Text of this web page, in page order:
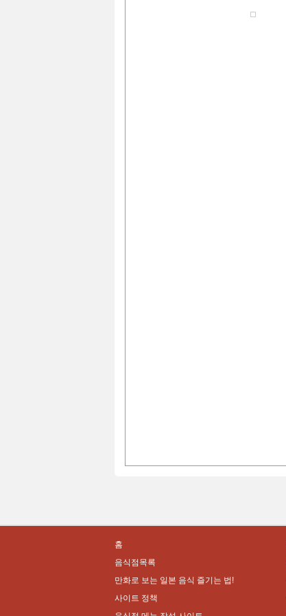
홈
음식점목록
만화로 보는 일본 음식 즐기는 법!
사이트 정책